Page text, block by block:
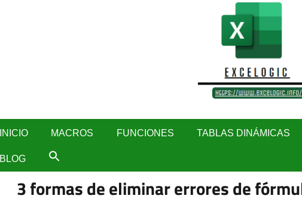
INICIO MACROS FUNCIONES TABLAS DINÁMICAS
BLOG
3 formas de eliminar errores de